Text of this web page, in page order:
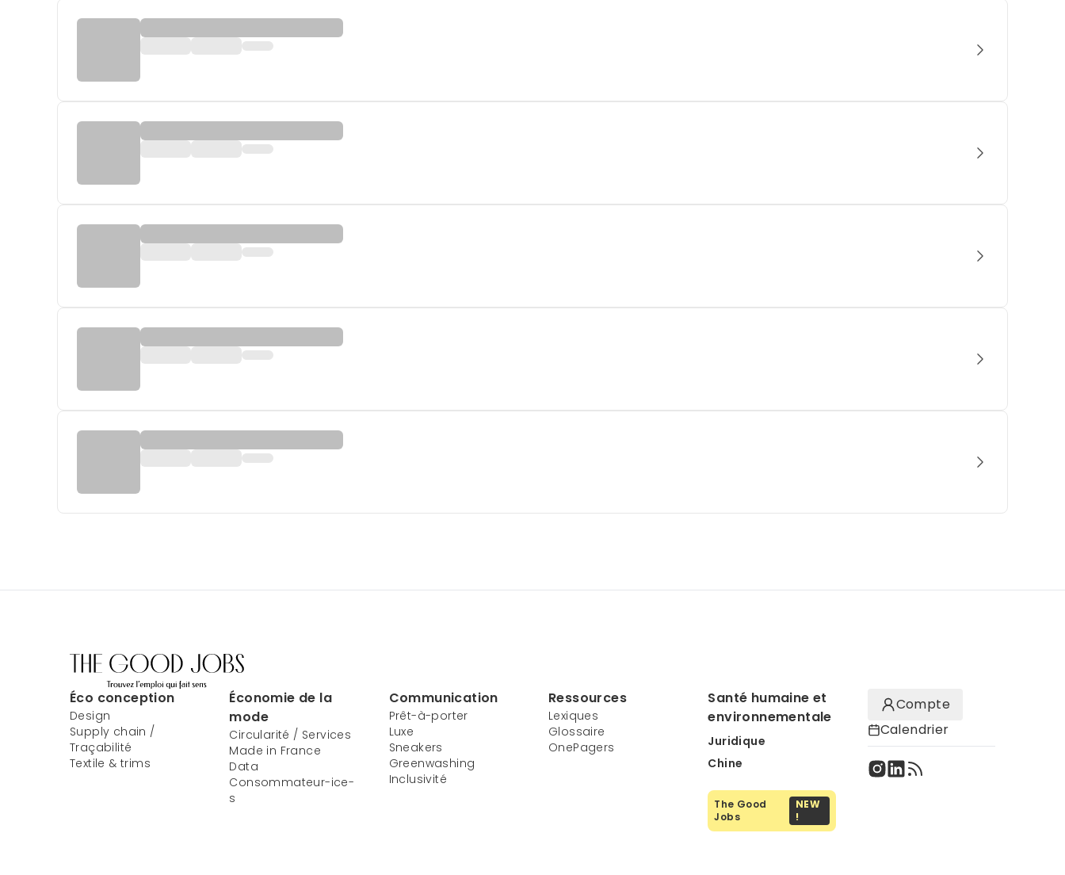
Éco conception
Design
Supply chain /
Traçabilité
Textile & trims
Économie de la
mode
Circularité / Services
Made in France
Data
Consommateur-ice-
s
Communication
Prêt-à-porter
Luxe
Sneakers
Greenwashing
Inclusivité
Ressources
Lexiques
Glossaire
OnePagers
Santé humaine et
environnementale
Juridique
Chine
The Good
Jobs
NEW
!
Compte
Calendrier